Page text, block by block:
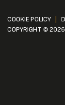
COOKIE POLICY
COPYRIGHT © 2026